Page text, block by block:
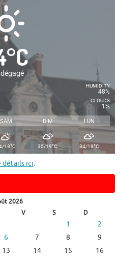
°C
HUMIDITY
48%
CLOUDS
1%
SAM DIM LUN
18°C 35/19°C 34/18°C
détails ici.
2026
V S D
1
2
6 7 8
9
13 14 15
16